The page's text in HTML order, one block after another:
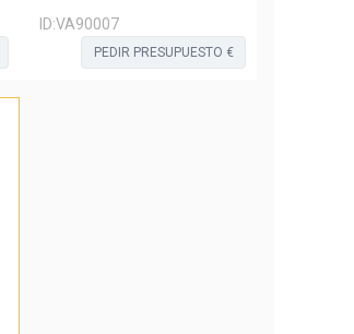
ID:VA90007
PEDIR PRESUPUESTO €